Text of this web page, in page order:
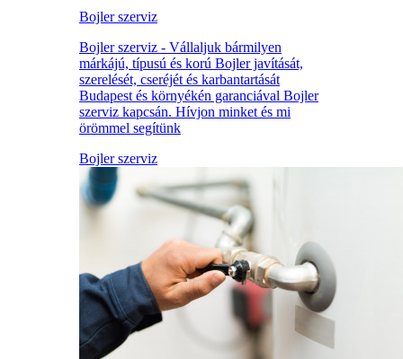
Bojler szerviz
Bojler szerviz - Vállaljuk bármilyen
márkájú, típusú és korú Bojler javítását,
szerelését, cseréjét és karbantartását
Budapest és környékén garanciával Bojler
szerviz kapcsán. Hívjon minket és mi
örömmel segítünk
Bojler szerviz